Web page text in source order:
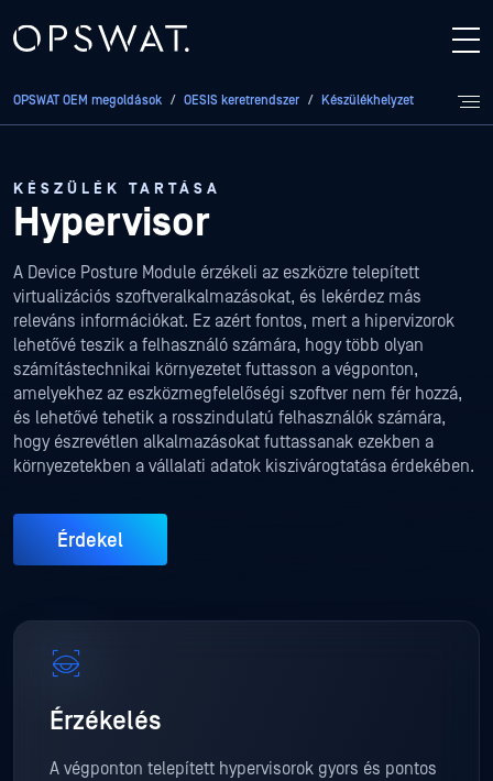
OPSWAT OEM megoldások / OESIS keretrendszer / Készülékhelyzet
KÉSZÜLÉK TARTÁSA
Hypervisor
A Device Posture Module érzékeli az eszközre telepített
virtualizációs szoftveralkalmazásokat, és lekérdez más
releváns információkat. Ez azért fontos, mert a hipervizorok
lehetővé teszik a felhasználó számára, hogy több olyan
számítástechnikai környezetet futtasson a végponton,
amelyekhez az eszközmegfelelőségi szoftver nem fér hozzá,
és lehetővé tehetik a rosszindulatú felhasználók számára,
hogy észrevétlen alkalmazásokat futtassanak ezekben a
környezetekben a vállalati adatok kiszivárogtatása érdekében.
Érdekel
Érzékelés
A végponton telepített hypervisorok gyors és pontos